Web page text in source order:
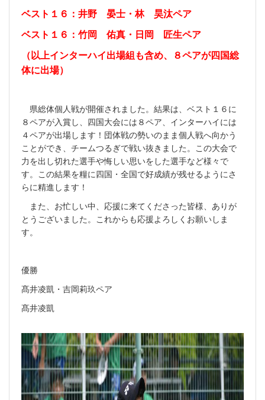
ベスト１６：井野 晏士・林 昊汰ペア
ベスト１６：竹岡 佑真・日岡 匠生ペア
（以上インターハイ出場組も含め、８ペアが四国総
体に出場）
県総体個人戦が開催されました。結果は、ベスト１６に
８ペアが入賞し、四国大会には８ペア、インターハイには
４ペアが出場します！団体戦の勢いのまま個人戦へ向かう
ことができ、チームつるぎで戦い抜きました。この大会で
力を出し切れた選手や悔しい思いをした選手など様々で
す。この結果を糧に四国・全国で好成績が残せるようにさ
らに精進します！
また、お忙しい中、応援に来てくださった皆様、ありが
とうございました。これからも応援よろしくお願いしま
す。
優勝
髙井凌凱・吉岡莉玖ペア
髙井凌凱